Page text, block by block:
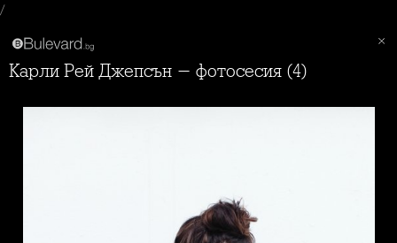
/
Карли Рей Джепсън - фотосесия (4)